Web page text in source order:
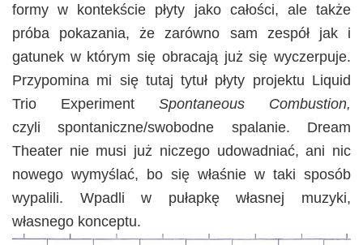
formy w kontekście płyty jako całości, ale także
próba pokazania, że zarówno sam zespół jak i
gatunek w którym się obracają już się wyczerpuje.
Przypomina mi się tutaj tytuł płyty projektu Liquid
Trio Experiment Spontaneous Combustion,
czyli spontaniczne/swobodne spalanie. Dream
Theater nie musi już niczego udowadniać, ani nic
nowego wymyślać, bo się właśnie w taki sposób
wypalili. Wpadli w pułapkę własnej muzyki,
własnego konceptu.